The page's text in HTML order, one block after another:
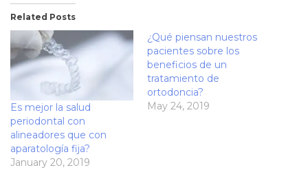
Related Posts
Es mejor la salud
periodontal con
alineadores que con
aparatología fija?
January 20, 2019
¿Qué piensan nuestros
pacientes sobre los
beneficios de un
tratamiento de
ortodoncia?
May 24, 2019